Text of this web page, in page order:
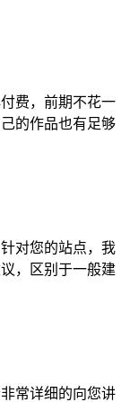
费，前期不花一
的作品也有足够
对您的站点，我
，区别于一般建
常详细的向您讲